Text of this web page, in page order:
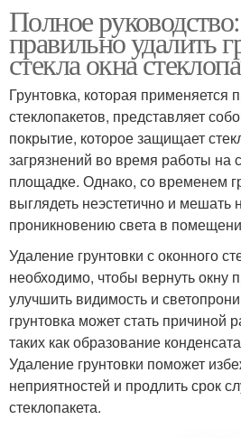
Полное
правильно удалить
стекла окна
Грунтовка, которая применяется
стеклопакетов, представляет
покрытие, которое защищает
загрязнений во время работы на
площадке. Однако, со временем
выглядеть неэстетично и мешать
проникновению света в
Удаление грунтовки с оконного
необходимо, чтобы вернуть окну
улучшить видимость и
грунтовка может стать причиной
таких как образование
Удаление грунтовки поможет
неприятностей и продлить срок
стеклопакета.